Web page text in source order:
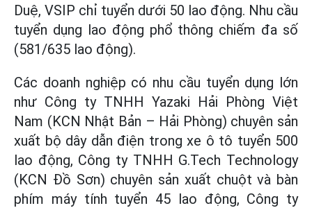
Duệ, VSIP chỉ tuyển dưới 50 lao động. Nhu cầu
tuyển dụng lao động phổ thông chiếm đa số
(581/635 lao động).
Các doanh nghiệp có nhu cầu tuyển dụng lớn
như Công ty TNHH Yazaki Hải Phòng Việt
Nam (KCN Nhật Bản – Hải Phòng) chuyên sản
xuất bộ dây dẫn điện trong xe ô tô tuyển 500
lao động, Công ty TNHH G.Tech Technology
(KCN Đồ Sơn) chuyên sản xuất chuột và bàn
phím máy tính tuyển 45 lao động, Công ty